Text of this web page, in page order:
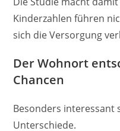
Kinderzahlen führen
sich die Versorgung
Der Wohnort
Chancen
Besonders interessant
Unterschiede.